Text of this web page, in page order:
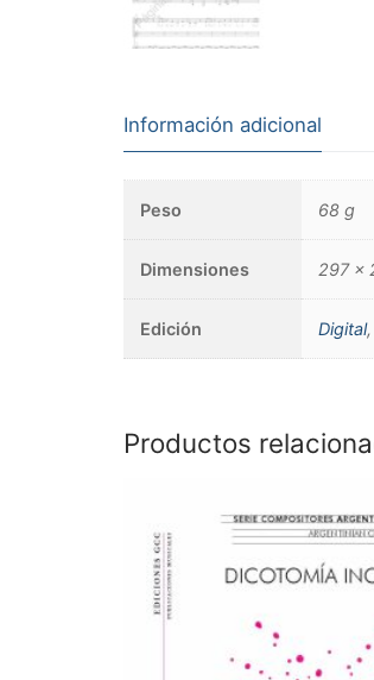
Información adicional
Peso 68 g
Dimensiones 297 ×
Edición Digital
Productos